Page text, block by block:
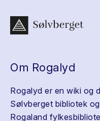
Om Rogalyd
Rogalyd er en wiki og
Sølvberget bibliotek
Rogaland